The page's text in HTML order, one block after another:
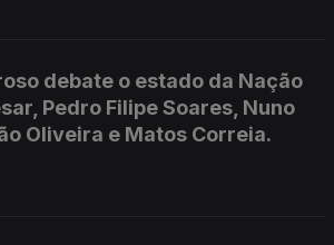
debate o estado da Nação
Pedro Filipe Soares, Nuno
Oliveira e Matos Correia.